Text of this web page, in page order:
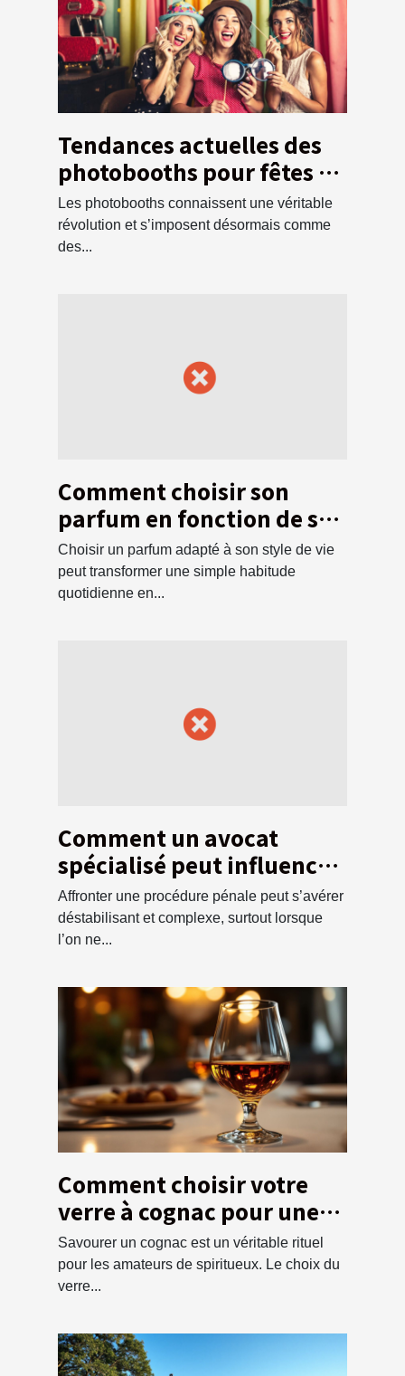
Tendances actuelles des
photobooths pour fêtes et
événements
Les photobooths connaissent une véritable
révolution et s’imposent désormais comme
des...
Comment choisir son
parfum en fonction de son
style de vie ?
Choisir un parfum adapté à son style de vie
peut transformer une simple habitude
quotidienne en...
Comment un avocat
spécialisé peut influencer
l'issue d'une affaire
pénale ?
Affronter une procédure pénale peut s’avérer
déstabilisant et complexe, surtout lorsque
l’on ne...
Comment choisir votre
verre à cognac pour une
dégustation optimale ?
Savourer un cognac est un véritable rituel
pour les amateurs de spiritueux. Le choix du
verre...